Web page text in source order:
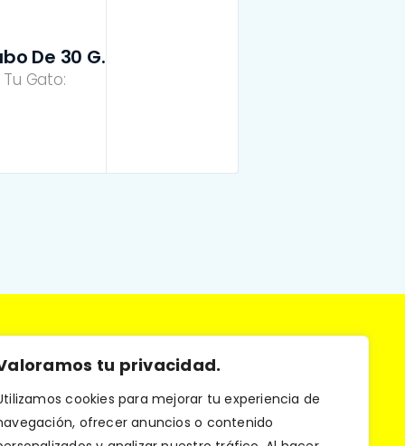
tu privacidad.
cookies para mejorar tu experiencia de
ofrecer anuncios o contenido
Gato:
De 30 G.
los derechos